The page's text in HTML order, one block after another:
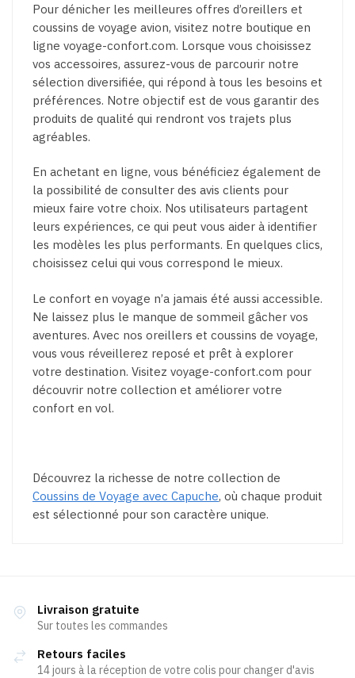
Pour dénicher les meilleures offres d’oreillers et
coussins de voyage avion, visitez notre boutique en
ligne voyage-confort.com. Lorsque vous choisissez
vos accessoires, assurez-vous de parcourir notre
sélection diversifiée, qui répond à tous les besoins et
préférences. Notre objectif est de vous garantir des
produits de qualité qui rendront vos trajets plus
agréables.
En achetant en ligne, vous bénéficiez également de
la possibilité de consulter des avis clients pour
mieux faire votre choix. Nos utilisateurs partagent
leurs expériences, ce qui peut vous aider à identifier
les modèles les plus performants. En quelques clics,
choisissez celui qui vous correspond le mieux.
Le confort en voyage n’a jamais été aussi accessible.
Ne laissez plus le manque de sommeil gâcher vos
aventures. Avec nos oreillers et coussins de voyage,
vous vous réveillerez reposé et prêt à explorer
votre destination. Visitez voyage-confort.com pour
découvrir notre collection et améliorer votre
confort en vol.
Découvrez la richesse de notre collection de
Coussins de Voyage avec Capuche, où chaque produit
est sélectionné pour son caractère unique.
Livraison gratuite
Sur toutes les commandes
Retours faciles
14 jours à la réception de votre colis pour changer d'avis